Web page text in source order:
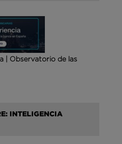
| Observatorio de las
INTELIGENCIA